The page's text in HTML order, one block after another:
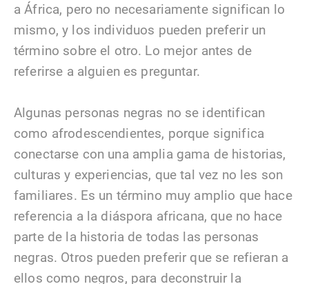
a África, pero no necesariamente significan lo
mismo, y los individuos pueden preferir un
término sobre el otro. Lo mejor antes de
referirse a alguien es preguntar.
Algunas personas negras no se identifican
como afrodescendientes, porque significa
conectarse con una amplia gama de historias,
culturas y experiencias, que tal vez no les son
familiares. Es un término muy amplio que hace
referencia a la diáspora africana, que no hace
parte de la historia de todas las personas
negras. Otros pueden preferir que se refieran a
ellos como negros, para deconstruir la